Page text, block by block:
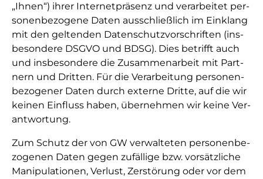
„Ihnen“) ihrer In­ter­net­prä­senz und ver­ar­bei­tet per­
so­nen­be­zo­ge­ne Da­ten aus­schließ­lich im Ein­klang
mit den gel­ten­den Da­ten­schutz­vor­schrif­ten (ins­
be­son­de­re DSGVO und BDSG). Dies be­trifft auch
und ins­be­son­de­re die Zu­sam­men­ar­beit mit Part­
nern und Drit­ten. Für die Ver­ar­bei­tung per­so­nen­
be­zo­ge­ner Da­ten durch ex­ter­ne Drit­te, auf die wir
kei­nen Ein­fluss ha­ben, über­neh­men wir kei­ne Ver­
ant­wor­tung.
Zum Schutz der von GW ver­wal­te­ten per­so­nen­be­
zo­ge­nen Da­ten ge­gen zu­fäl­li­ge bzw. vor­sätz­li­che
Ma­ni­pu­la­ti­o­nen, Ver­lust, Zer­stö­rung oder vor dem